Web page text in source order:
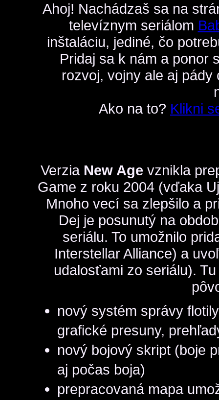
Ahoj! Nachádzaš sa na
televíznym seriálom
inštaláciu, jediné, čo
Pridaj sa k nám a ponor
rozvoj, vojny ale aj pády
Ako na to? Klikni
Verzia New Age vznikla
Game z roku 2004 (vďaka
Mnoho vecí sa zlepšilo a
Dej je posunutý na
seriálu. To umožnilo
Interstellar Alliance) a
udalosťami zo seriálu).
nový systém správy
grafické presuny,
nový bojový skript (boje
aj počas boja)
prepracovaná mapa